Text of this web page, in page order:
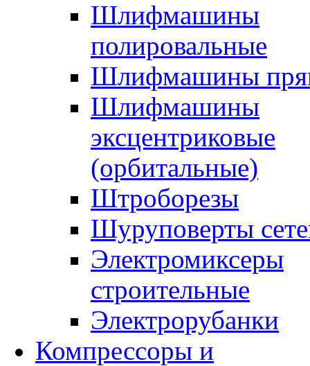
Шлифмашины
полировальные
Шлифмашины
Шлифмашины
эксцентриковые
(орбитальные)
Штроборезы
Шуруповерты
Электромиксеры
строительные
Электрорубанки
Компрессоры и